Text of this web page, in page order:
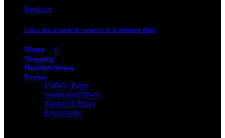
Reviews
Cum a fost la cursul de formator de la Atelierele Ilbah
Mona 0
Shopping
Health&fitness
Events
FMWG Party
Seminarii FMWG
Targuri & Expo
Evenimente